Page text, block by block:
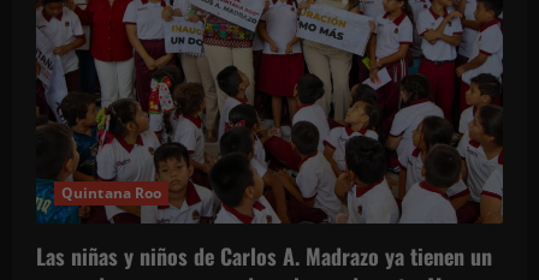
n
d
e
n
t
Quintana Roo
Las niñas y niños de Carlos A. Madrazo ya tienen un